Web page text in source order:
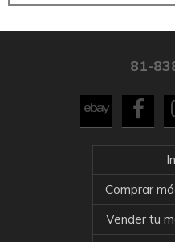
81-
Comprar
Vender tu